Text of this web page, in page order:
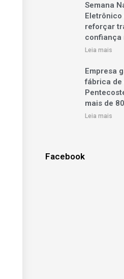
Semana
Eletrônico
reforçar
confiança
Leia mais
Empresa
fábrica de
mais de
Leia mais
Facebook